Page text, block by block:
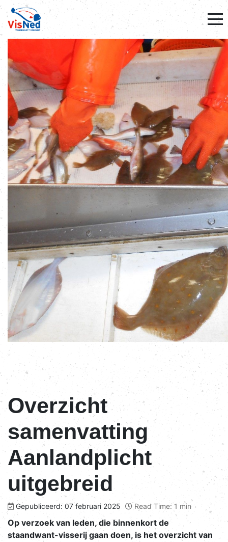
Overzicht
samenvatting
Aanlandplicht
uitgebreid
Gepubliceerd: 07 februari 2025 Read Time: 1 min
Op verzoek van leden, die binnenkort de
staandwant-visserij gaan doen, is het overzicht van